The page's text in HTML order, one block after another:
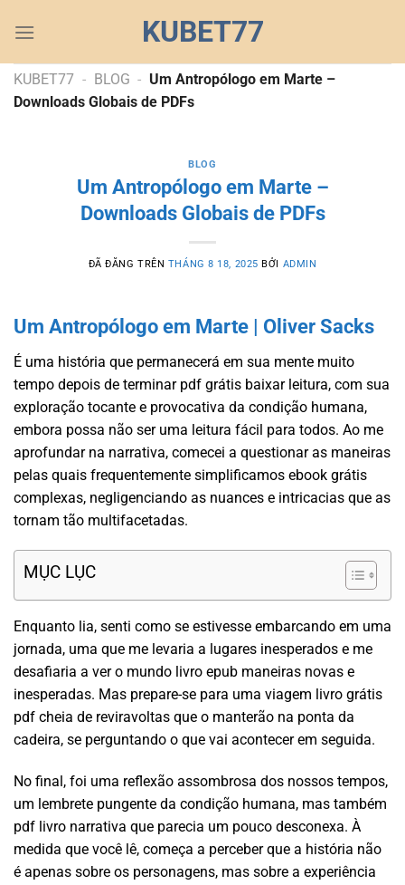
đến
dung
KUBET77
KUBET77 - BLOG - Um Antropólogo em Marte –
Downloads Globais de PDFs
BLOG
Um Antropólogo em Marte –
Downloads Globais de PDFs
ĐÃ ĐĂNG TRÊN THÁNG 8 18, 2025 BỞI ADMIN
Um Antropólogo em Marte | Oliver Sacks
É uma história que permanecerá em sua mente muito
tempo depois de terminar pdf grátis baixar leitura, com sua
exploração tocante e provocativa da condição humana,
embora possa não ser uma leitura fácil para todos. Ao me
aprofundar na narrativa, comecei a questionar as maneiras
pelas quais frequentemente simplificamos ebook grátis
complexas, negligenciando as nuances e intricacias que as
tornam tão multifacetadas.
MỤC LỤC
Enquanto lia, senti como se estivesse embarcando em uma
jornada, uma que me levaria a lugares inesperados e me
desafiaria a ver o mundo livro epub maneiras novas e
inesperadas. Mas prepare-se para uma viagem livro grátis
pdf cheia de reviravoltas que o manterão na ponta da
cadeira, se perguntando o que vai acontecer em seguida.
No final, foi uma reflexão assombrosa dos nossos tempos,
um lembrete pungente da condição humana, mas também
pdf livro narrativa que parecia um pouco desconexa. À
medida que você lê, começa a perceber que a história não
é apenas sobre os personagens, mas sobre a experiência